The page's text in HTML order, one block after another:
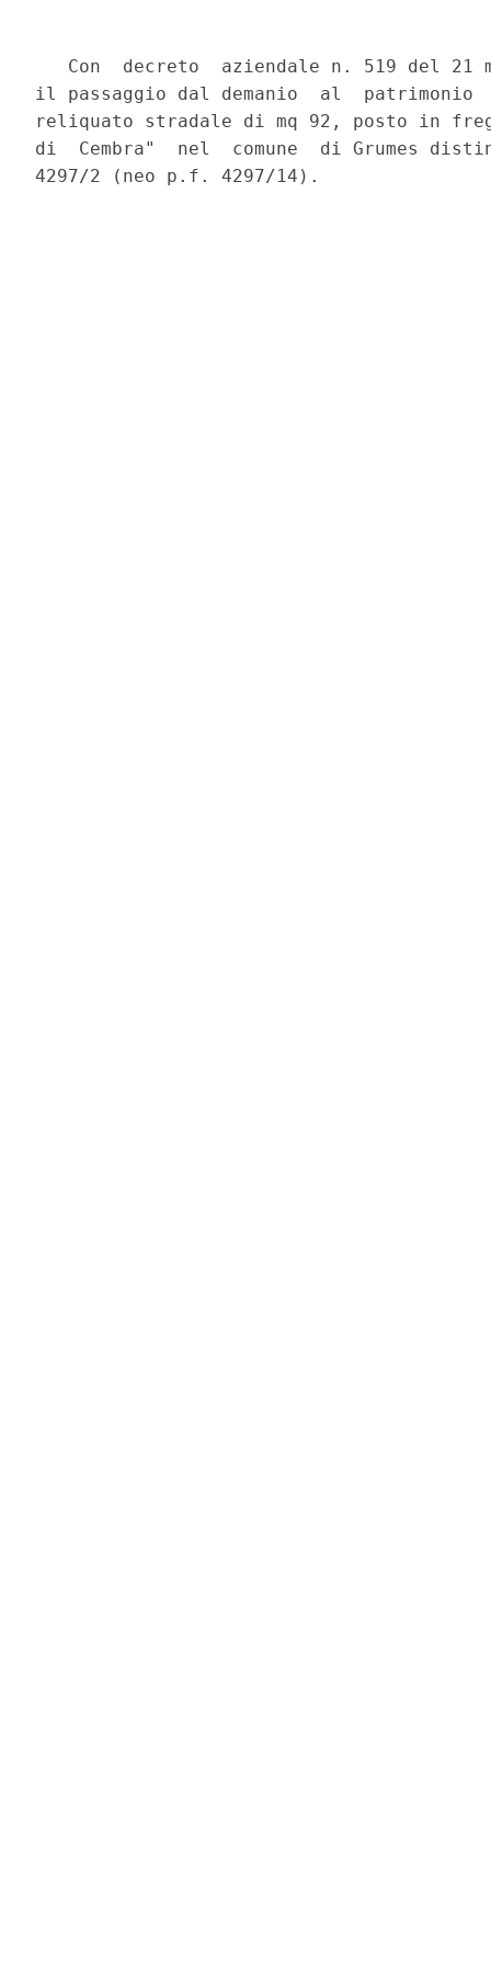
Con  decreto  aziendale n. 519 del 21
il passaggio dal demanio  al
reliquato stradale di mq 92, posto in
di  Cembra"  nel  comune  di Grumes